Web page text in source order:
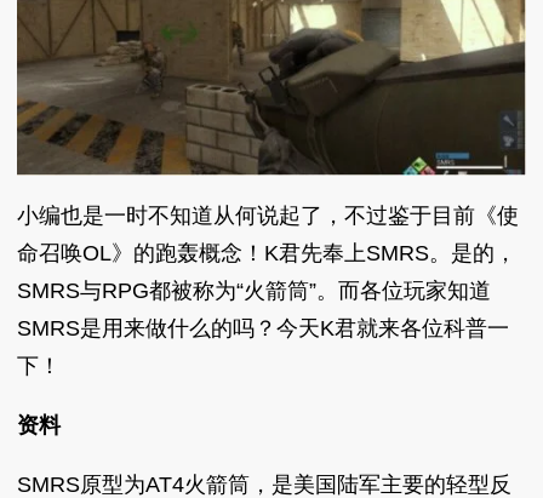
小编也是一时不知道从何说起了，不过鉴于目前《使
命召唤OL》的跑轰概念！K君先奉上SMRS。是的，
SMRS与RPG都被称为“火箭筒”。而各位玩家知道
SMRS是用来做什么的吗？今天K君就来各位科普一
下！
资料
SMRS原型为AT4火箭筒，是美国陆军主要的轻型反